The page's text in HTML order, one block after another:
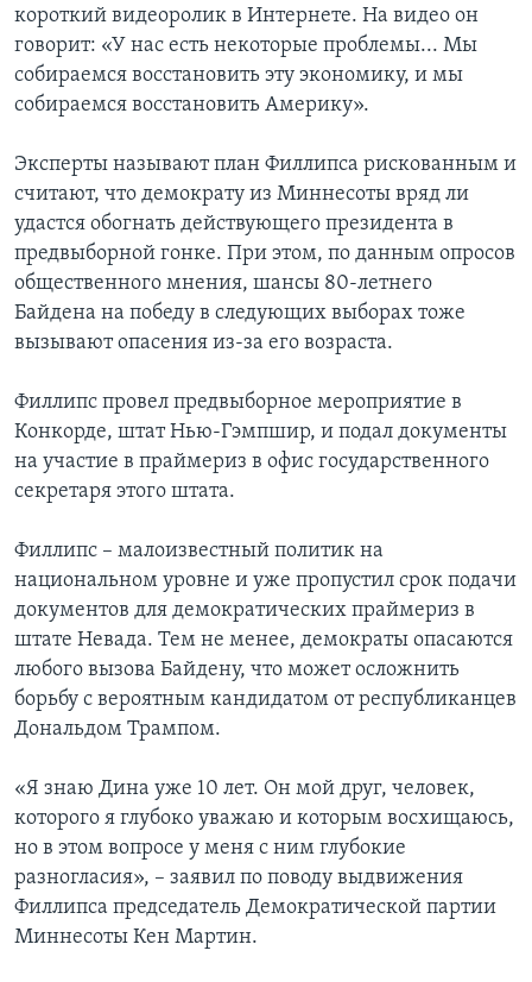
короткий видеоролик в Интернете. На видео он
говорит: «У нас есть некоторые проблемы... Мы
собираемся восстановить эту экономику, и мы
собираемся восстановить Америку».
Эксперты называют план Филлипса рискованным и
считают, что демократу из Миннесоты вряд ли
удастся обогнать действующего президента в
предвыборной гонке. При этом, по данным опросов
общественного мнения, шансы 80-летнего
Байдена на победу в следующих выборах тоже
вызывают опасения из-за его возраста.
Филлипс провел предвыборное мероприятие в
Конкорде, штат Нью-Гэмпшир, и подал документы
на участие в праймериз в офис государственного
секретаря этого штата.
Филлипс – малоизвестный политик на
национальном уровне и уже пропустил срок подачи
документов для демократических праймериз в
штате Невада. Тем не менее, демократы опасаются
любого вызова Байдену, что может осложнить
борьбу с вероятным кандидатом от республиканцев
Дональдом Трампом.
«Я знаю Дина уже 10 лет. Он мой друг, человек,
которого я глубоко уважаю и которым восхищаюсь,
но в этом вопросе у меня с ним глубокие
разногласия», – заявил по поводу выдвижения
Филлипса председатель Демократической партии
Миннесоты Кен Мартин.